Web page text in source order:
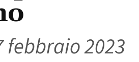
2023